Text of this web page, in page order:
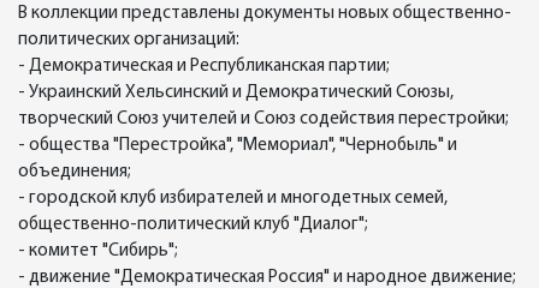
В коллекции представлены документы новых общественно-
политических организаций:
- Демократическая и Республиканская партии;
- Украинский Хельсинский и Демократический Союзы,
творческий Союз учителей и Союз содействия перестройки;
- общества "Перестройка", "Мемориал", "Чернобыль" и
объединения;
- городской клуб избирателей и многодетных семей,
общественно-политический клуб "Диалог";
- комитет "Сибирь";
- движение "Демократическая Россия" и народное движение;